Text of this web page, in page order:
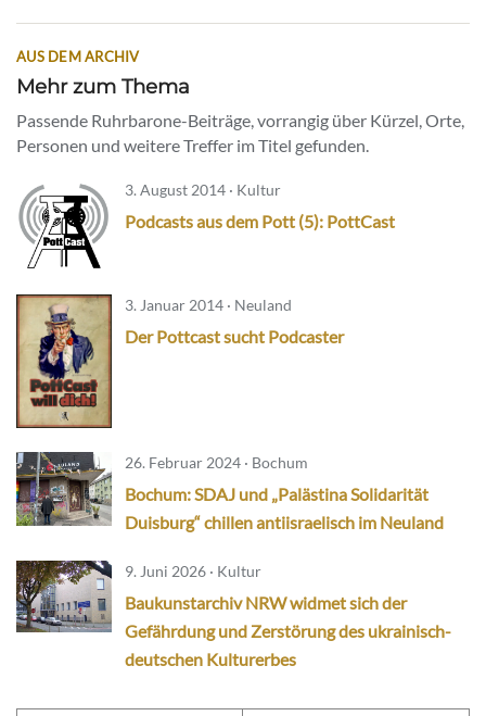
AUS DEM ARCHIV
Mehr zum Thema
Passende Ruhrbarone-Beiträge, vorrangig über Kürzel, Orte,
Personen und weitere Treffer im Titel gefunden.
3. August 2014 · Kultur
Podcasts aus dem Pott (5): PottCast
3. Januar 2014 · Neuland
Der Pottcast sucht Podcaster
26. Februar 2024 · Bochum
Bochum: SDAJ und „Palästina Solidarität
Duisburg“ chillen antiisraelisch im Neuland
9. Juni 2026 · Kultur
Baukunstarchiv NRW widmet sich der
Gefährdung und Zerstörung des ukrainisch-
deutschen Kulturerbes